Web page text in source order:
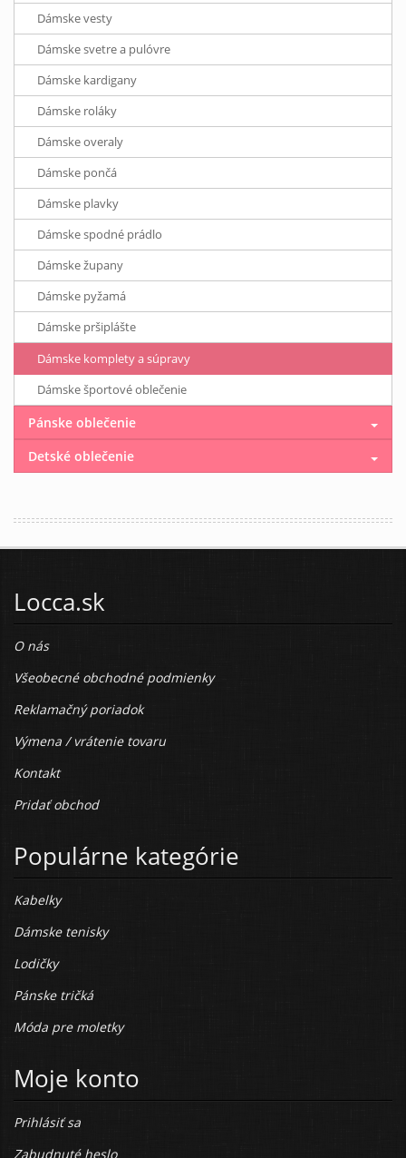
Dámske vesty
Dámske svetre a pulóvre
Dámske kardigany
Dámske roláky
Dámske overaly
Dámske pončá
Dámske plavky
Dámske spodné prádlo
Dámske župany
Dámske pyžamá
Dámske pršiplášte
Dámske komplety a súpravy
Dámske športové oblečenie
Pánske oblečenie
Detské oblečenie
Locca.sk
O nás
Všeobecné obchodné podmienky
Reklamačný poriadok
Výmena / vrátenie tovaru
Kontakt
Pridať obchod
Populárne kategórie
Kabelky
Dámske tenisky
Lodičky
Pánske tričká
Móda pre moletky
Moje konto
Prihlásiť sa
Zabudnuté heslo